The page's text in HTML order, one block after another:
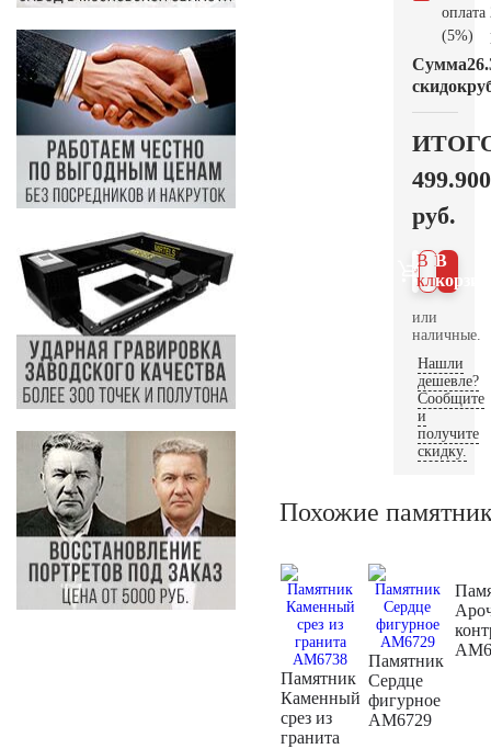
оплата
(5%)
Сумма
скидок
499.900
руб.
В
В 1
клик
или
наличные.
Нашли
дешевле?
Сообщите
и
получите
скидку.
Похожие
Памятник
Каменный
срез из
гранита
Памятник
Сердце
фигурное
AM6729